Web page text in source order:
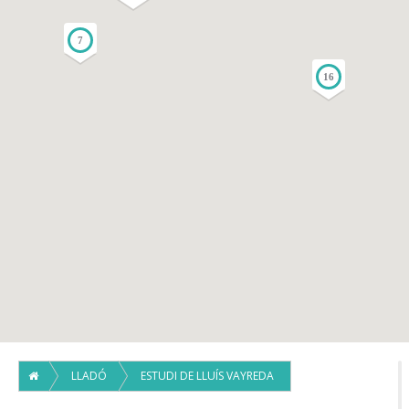
7
16
LLADÓ ESTUDI DE LLUÍS VAYREDA